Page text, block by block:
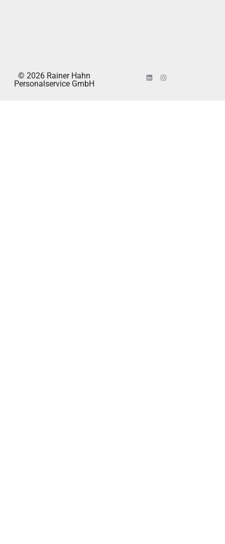
© 2026 Rainer Hahn
Personalservice GmbH